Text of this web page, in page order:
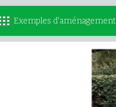
Exemples d'aménagement